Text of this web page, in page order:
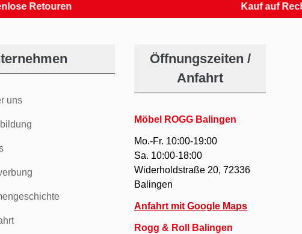
Kauf auf Rechnung
uns
Öffnungszeiten /
Anfahrt
Möbel ROGG Balingen
Mo.-Fr. 10:00-19:00
Sa. 10:00-18:00
Widerholdstraße 20, 72336
Balingen
Anfahrt mit Google Maps
Rogg & Roll Balingen